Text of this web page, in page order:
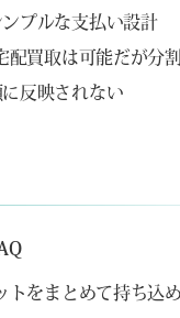
ンプルな支払い設計
配買取は可能だが分
に反映されない
トをまとめて持ち込